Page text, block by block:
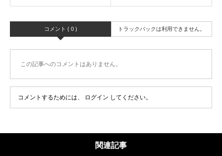
コメント ( 0 ) トラックバックは利用できません。
この記事へのコメントはありません。
コメントするためには、 ログイン してください。
関連記事